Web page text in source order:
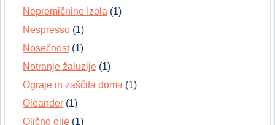
Nepremičnine Izola (1)
Nespresso (1)
Nosečnost(1)
Notranje žaluzije (1)
Ograje in zaščita doma (1)
Oleander (1)
Oljčno olje (1)